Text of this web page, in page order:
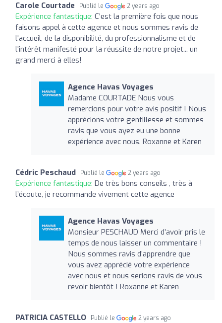
Carole Courtade Publié le 2 years ago
Expérience fantastique: C'est la première fois que nous
faisons appel à cette agence et nous sommes ravis de
l'accueil, de la disponibilité, du professionnalisme et de
l'intérêt manifesté pour la réussite de notre projet... un
grand merci à elles!
Agence Havas Voyages
Madame COURTADE Nous vous
remercions pour votre avis positif ! Nous
apprécions votre gentillesse et sommes
ravis que vous ayez eu une bonne
expérience avec nous. Roxanne et Karen
Cédric Peschaud Publié le 2 years ago
Expérience fantastique: De très bons conseils , très à
l’écoute, je recommande vivement cette agence
Agence Havas Voyages
Monsieur PESCHAUD Merci d’avoir pris le
temps de nous laisser un commentaire !
Nous sommes ravis d’apprendre que
vous avez apprécié votre expérience
avec nous et nous serions ravis de vous
revoir bientôt ! Roxanne et Karen
PATRICIA CASTELLO Publié le 2 years ago